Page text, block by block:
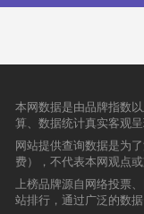
本网数据是由品牌指数
算、数据统计真实客观
网站提供查询数据是为
费），不代表本网观点
上榜品牌源自网络投票
站排行，通过广泛的数据